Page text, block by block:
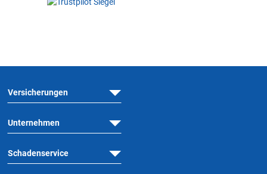
Versicherungen
Unternehmen
Schadenservice